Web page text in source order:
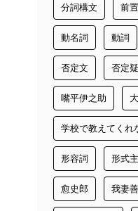
分詞構文 前
動名詞 動詞
否定文 否定
嘴平伊之助
学校で教えてくれ
形容詞 形式
愈史郎 我妻